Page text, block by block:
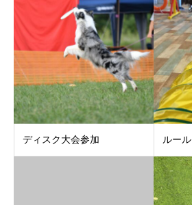
ディスク大会参加 ルール